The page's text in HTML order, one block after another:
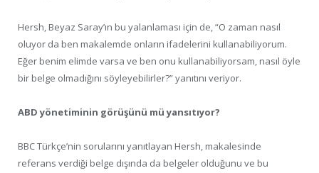
Hersh, Beyaz Saray’ın bu yalanlaması için de, “O zaman nasıl
oluyor da ben makalemde onların ifadelerini kullanabiliyorum.
Eğer benim elimde varsa ve ben onu kullanabiliyorsam, nasıl öyle
bir belge olmadığını söyleyebilirler?” yanıtını veriyor.
ABD yönetiminin görüşünü mü yansıtıyor?
BBC Türkçe’nin sorularını yanıtlayan Hersh, makalesinde
referans verdiği belge dışında da belgeler olduğunu ve bu